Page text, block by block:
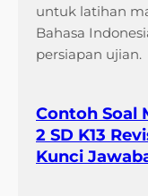
untuk latihan
Bahasa
persiapan ujian.
Contoh Soal
2 SD K13
Kunci